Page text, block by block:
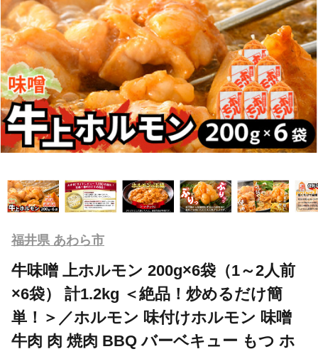
福井県 あわら市
牛味噌 上ホルモン 200g×6袋（1～2人前
×6袋） 計1.2kg ＜絶品！炒めるだけ簡
単！＞／ホルモン 味付けホルモン 味噌
牛肉 肉 焼肉 BBQ バーベキュー もつ ホ